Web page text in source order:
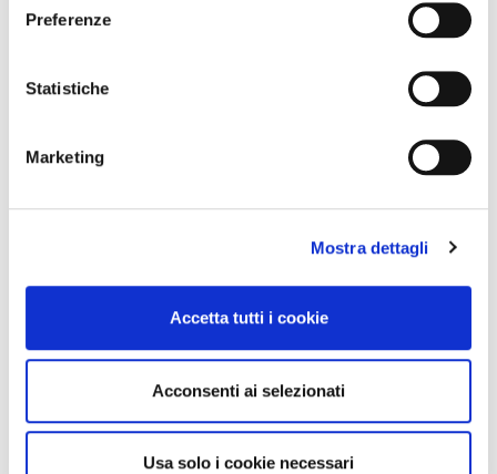
Preferenze
Statistiche
Marketing
Mostra dettagli
Accetta tutti i cookie
Acconsenti ai selezionati
Usa solo i cookie necessari
en tpu orange
cuir dark brown/beige